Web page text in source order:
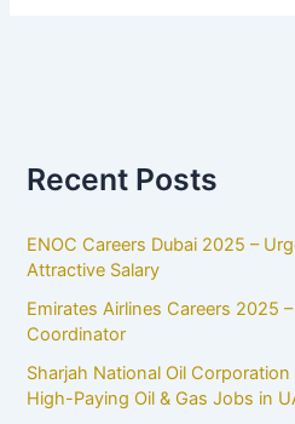
Recent Posts
ENOC Careers Dubai 2025 –
Attractive Salary
Emirates Airlines Careers 2025
Coordinator
Sharjah National Oil
High-Paying Oil & Gas Jobs in